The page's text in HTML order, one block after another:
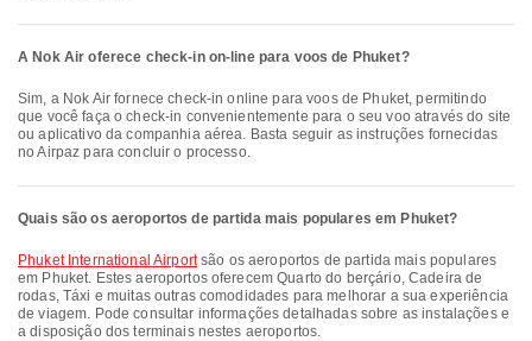
A Nok Air oferece check-in on-line para voos de Phuket?
Sim, a Nok Air fornece check-in online para voos de Phuket, permitindo
que você faça o check-in convenientemente para o seu voo através do site
ou aplicativo da companhia aérea. Basta seguir as instruções fornecidas
no Airpaz para concluir o processo.
Quais são os aeroportos de partida mais populares em Phuket?
Phuket International Airportsão os aeroportos de partida mais populares
em Phuket. Estes aeroportos oferecem Quarto do berçário, Cadeira de
rodas, Táxi e muitas outras comodidades para melhorar a sua experiência
de viagem. Pode consultar informações detalhadas sobre as instalações e
a disposição dos terminais nestes aeroportos.